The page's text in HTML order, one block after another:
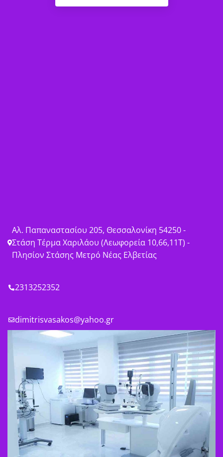
Αλ. Παπαναστασίου 205, Θεσσαλονίκη 54250 -
Στάση Τέρμα Χαριλάου (Λεωφορεία 10,66,11Τ) -
Πλησίον Στάσης Μετρό Νέας Ελβετίας
2313252352
dimitrisvasakos@yahoo.gr